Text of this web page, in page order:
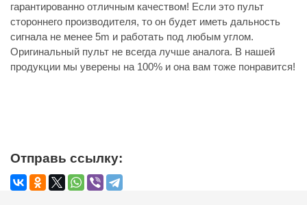
гарантированно отличным качеством! Если это пульт
стороннего производителя, то он будет иметь дальность
сигнала не менее 5m и работать под любым углом.
Оригинальный пульт не всегда лучше аналога. В нашей
продукции мы уверены на 100% и она вам тоже понравится!
Отправь ссылку: